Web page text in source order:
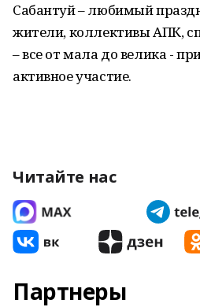
Сабантуй – любимый
жители, коллекти­вы АПК,
– все от мала до велика -
активное участие.
Читайте нас
Партнеры